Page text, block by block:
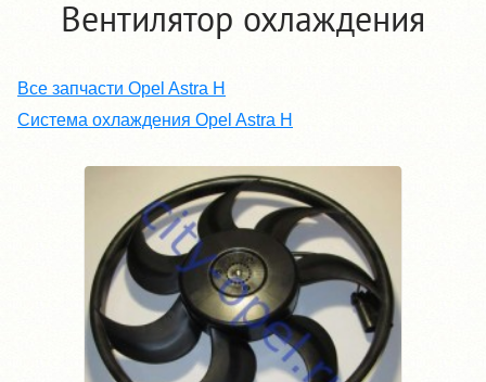
Вентилятор охлаждения
Все запчасти Opel Astra H
Система охлаждения Opel Astra H